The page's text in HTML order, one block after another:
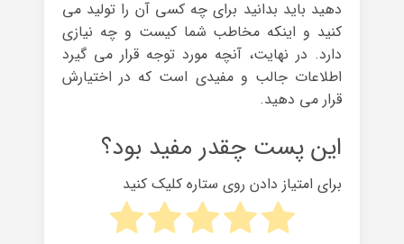
دهید باید بدانید برای چه کسی آن را تولید می
کنید و اینکه مخاطب شما کیست و چه نیازی
دارد. در نهایت، آنچه مورد توجه قرار می گیرد
اطلاعات جالب و مفیدی است که در اختیارش
قرار می دهید.
این پست چقدر مفید بود؟
برای امتیاز دادن روی ستاره کلیک کنید